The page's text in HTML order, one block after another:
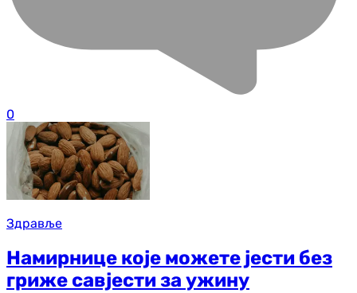
0
Здравље
Намирнице које можете јести без
гриже савјести за ужину